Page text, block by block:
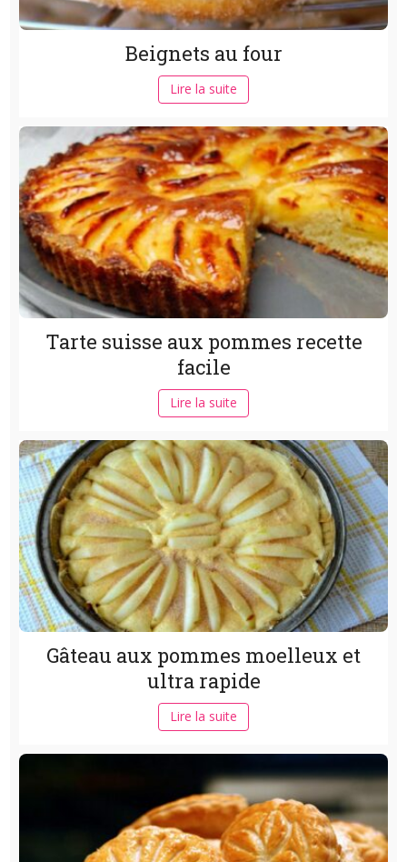
Beignets au four
Lire la suite
Tarte suisse aux pommes recette
facile
Lire la suite
Gâteau aux pommes moelleux et
ultra rapide
Lire la suite